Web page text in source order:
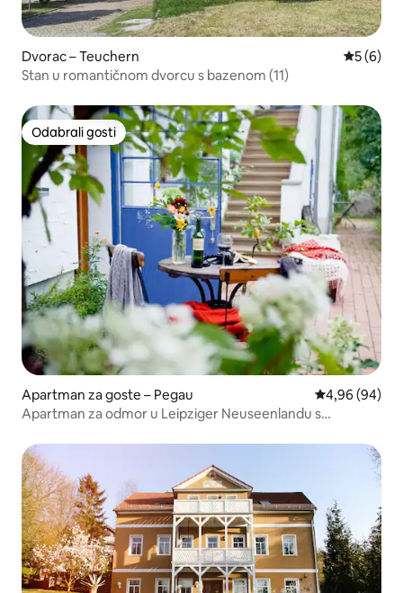
Dvorac – Teuchern
5 (6)
Stan u romantičnom dvorcu s bazenom (11)
Odabrali gosti
Odabrali gosti
Apartman za goste – Pegau Prosječna
4,96 (94)
Apartman za odmor u Leipziger Neuseenlandu s